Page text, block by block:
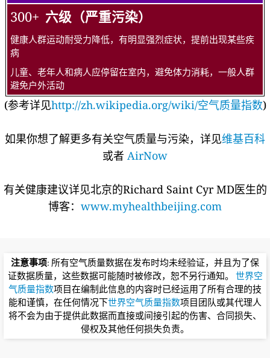
300+ 六级（严重污染）
健康人群运动耐受力降低，有明显强烈症状，提前出现某些疾
病
儿童、老年人和病人应停留在室内，避免体力消耗，一般人群
避免户外活动
(参考详见http://zh.wikipedia.org/wiki/空气质量指数)
如果你想了解更多有关空气质量与污染，详见维基百科
或者 AirNow
有关健康建议详见北京的Richard Saint Cyr MD医生的
博客： www.myhealthbeijing.com
注意事项: 所有空气质量数据在发布时均未经验证，并且为了保
证数据质量，这些数据可能随时被修改，恕不另行通知。 世界空
气质量指数项目在编制此信息的内容时已经运用了所有合理的技
能和谨慎，在任何情况下世界空气质量指数项目团队或其代理人
将不会为由于提供此数据而直接或间接引起的伤害、合同损失、
侵权及其他任何损失负责。